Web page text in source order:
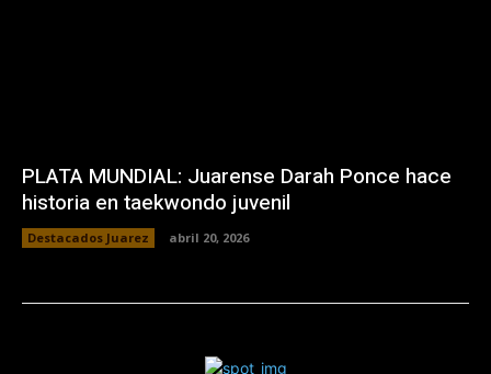
PLATA MUNDIAL: Juarense Darah Ponce hace
historia en taekwondo juvenil
Destacados Juarez abril 20, 2026